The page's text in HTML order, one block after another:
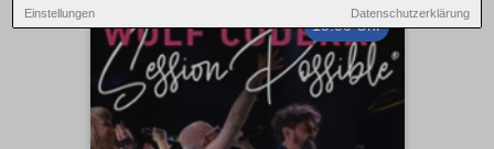
Einstellungen Datenschutzerklärung
19:00 Uhr